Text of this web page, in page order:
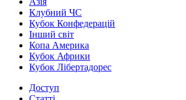
Клубний ЧС
Кубок Конфедерацій
Інший світ
Копа Америка
Кубок Африки
Кубок Лібертадорес
Доступ